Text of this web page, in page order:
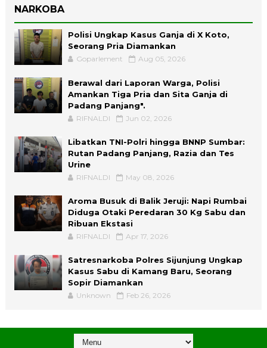
NARKOBA
Polisi Ungkap Kasus Ganja di X Koto,
Seorang Pria Diamankan
Goparlement Aug 05, 2026
Berawal dari Laporan Warga, Polisi
Amankan Tiga Pria dan Sita Ganja di
Padang Panjang".
RIFNALDI Jun 02, 2026
Libatkan TNI-Polri hingga BNNP Sumbar:
Rutan Padang Panjang, Razia dan Tes
Urine
RIFNALDI May 08, 2026
Aroma Busuk di Balik Jeruji: Napi Rumbai
Diduga Otaki Peredaran 30 Kg Sabu dan
Ribuan Ekstasi
RIFNALDI Apr 17, 2026
Satresnarkoba Polres Sijunjung Ungkap
Kasus Sabu di Kamang Baru, Seorang
Sopir Diamankan
Unknown Feb 26, 2026